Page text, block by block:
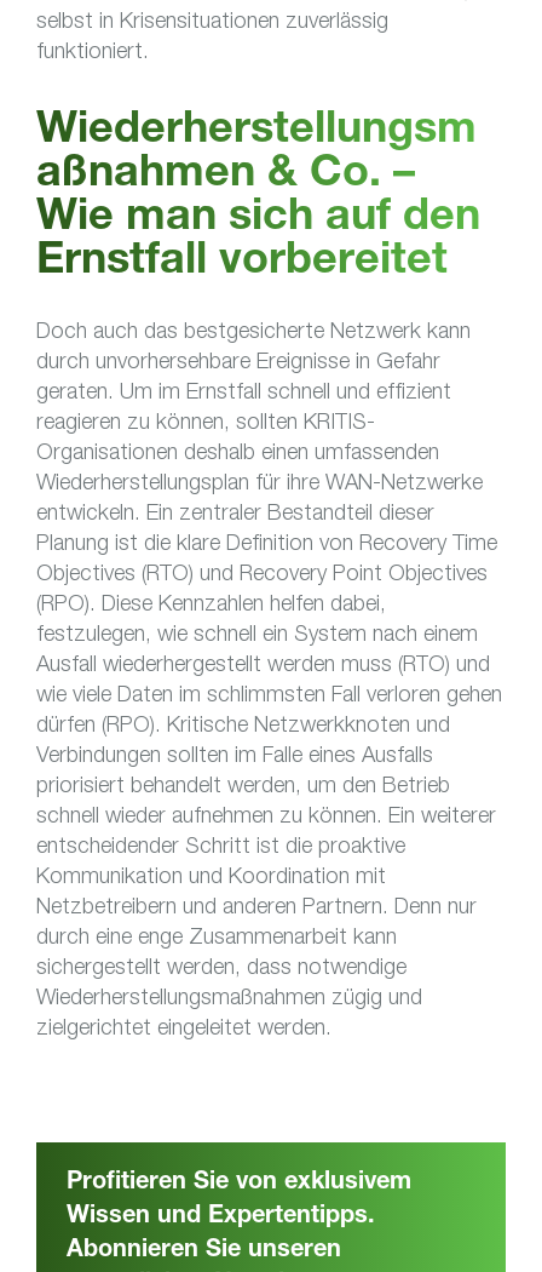
selbst in Krisensituationen zuverlässig
funktioniert.
Wiederherstellungsm
aßnahmen & Co. –
Wie man sich auf den
Ernstfall vorbereitet
Doch auch das bestgesicherte Netzwerk kann
durch unvorhersehbare Ereignisse in Gefahr
geraten. Um im Ernstfall schnell und effizient
reagieren zu können, sollten KRITIS-
Organisationen deshalb einen umfassenden
Wiederherstellungsplan für ihre WAN-Netzwerke
entwickeln. Ein zentraler Bestandteil dieser
Planung ist die klare Definition von Recovery Time
Objectives (RTO) und Recovery Point Objectives
(RPO). Diese Kennzahlen helfen dabei,
festzulegen, wie schnell ein System nach einem
Ausfall wiederhergestellt werden muss (RTO) und
wie viele Daten im schlimmsten Fall verloren gehen
dürfen (RPO). Kritische Netzwerkknoten und
Verbindungen sollten im Falle eines Ausfalls
priorisiert behandelt werden, um den Betrieb
schnell wieder aufnehmen zu können. Ein weiterer
entscheidender Schritt ist die proaktive
Kommunikation und Koordination mit
Netzbetreibern und anderen Partnern. Denn nur
durch eine enge Zusammenarbeit kann
sichergestellt werden, dass notwendige
Wiederherstellungsmaßnahmen zügig und
zielgerichtet eingeleitet werden.
Profitieren Sie von exklusivem
Wissen und Expertentipps.
Abonnieren Sie unseren